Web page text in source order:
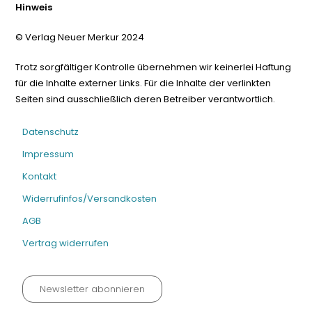
Hinweis
© Verlag Neuer Merkur 2024
Trotz sorgfältiger Kontrolle übernehmen wir keinerlei Haftung
für die Inhalte externer Links. Für die Inhalte der verlinkten
Seiten sind ausschließlich deren Betreiber verantwortlich.
Datenschutz
Impressum
Kontakt
Widerrufinfos/Versandkosten
AGB
Vertrag widerrufen
Newsletter abonnieren